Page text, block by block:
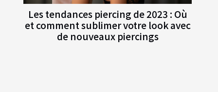
Les tendances piercing de 2023 : Où
et comment sublimer votre look avec
de nouveaux piercings